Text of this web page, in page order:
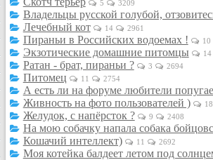
5 3209
Владельцы русской голубой,
Лечебный кот 14 2961
Пираньи в Российских водоемах ! 10
Экзотические домашние питомцы 14
Ратан - брат, пираньи ? 3 2694
Питомец 11 2754
А есть ли на форуме любители
Живность на фото пользователей ) 18
Желудок, с напёрсток ? 9 2408
На мою собачку напала собака
Кошачий интеллект) 11 2692
Моя котейка балдеет летом под